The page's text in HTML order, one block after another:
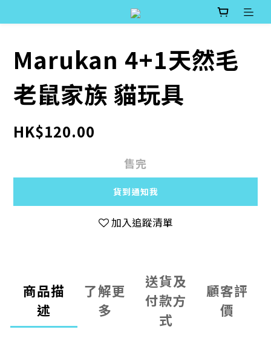
Marukan 4+1天然毛
老鼠家族 貓玩具
HK$120.00
售完
貨到通知我
加入追蹤清單
商品描
述
了解更
多
送貨及
付款方
式
顧客評
價